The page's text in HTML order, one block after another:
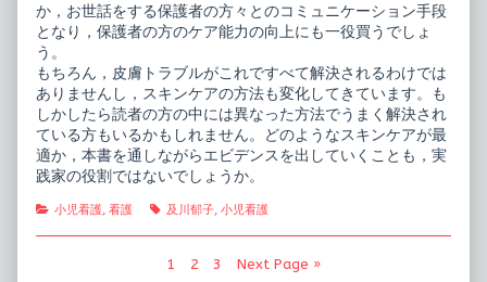
か，お世話をする保護者の方々とのコミュニケーション手段
となり，保護者の方のケア能力の向上にも一役買うでしょ
う。
もちろん，皮膚トラブルがこれですべて解決されるわけでは
ありませんし，スキンケアの方法も変化してきています。も
しかしたら読者の方の中には異なった方法でうまく解決され
ている方もいるかもしれません。どのようなスキンケアが最
適か，本書を通しながらエビデンスを出していくことも，実
践家の役割ではないでしょうか。
Categories
小児看護, 看護 Tags
及川郁子, 小児看護
Page
1 Page
2 Page
3 Next Page »